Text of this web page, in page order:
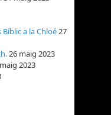
a la Chloé27
26 maig 2023
2023